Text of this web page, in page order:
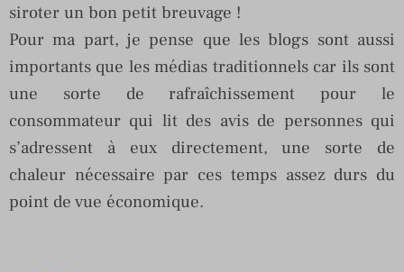
siroter un bon petit breuvage !
Pour ma part, je pense que les blogs sont aussi
importants que les médias traditionnels car ils sont
une sorte de rafraîchissement pour le
consommateur qui lit des avis de personnes qui
s’adressent à eux directement, une sorte de
chaleur nécessaire par ces temps assez durs du
point de vue économique.